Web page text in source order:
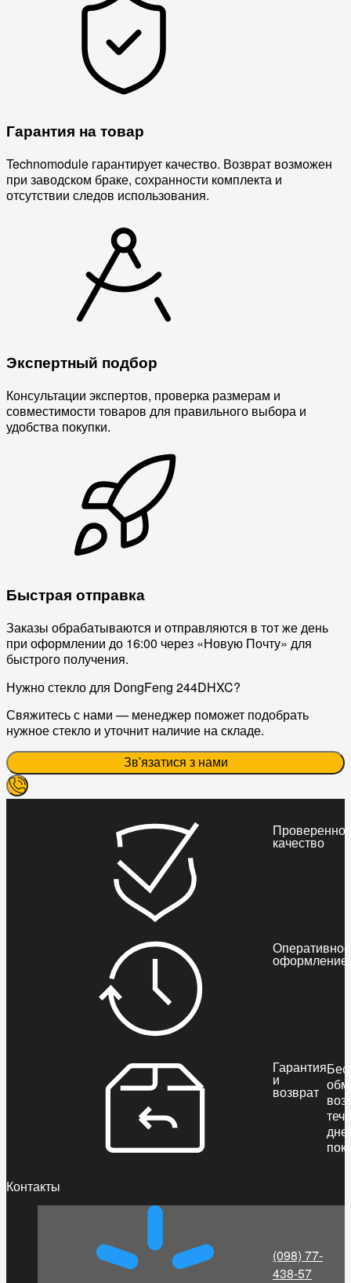
Гарантия на товар
Technomodule гарантирует качество. Возврат возможен
при заводском браке, сохранности комплекта и
отсутствии следов использования.
Экспертный подбор
Консультации экспертов, проверка размерам и
совместимости товаров для правильного выбора и
удобства покупки.
Быстрая отправка
Заказы обрабатываются и отправляются в тот же день
при оформлении до 16:00 через «Новую Почту» для
быстрого получения.
Нужно стекло для DongFeng 244DHXC?
Свяжитесь с нами — менеджер поможет подобрать
нужное стекло и уточнит наличие на складе.
Зв'язатися з нами
качество
Оперативное
оформление
Гарантия
и
возврат
Контакты
(098) 77-
438-57